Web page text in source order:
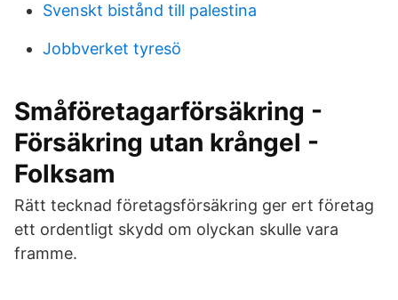
Svenskt bistånd till palestina
Jobbverket tyresö
Småföretagarförsäkring -
Försäkring utan krångel -
Folksam
Rätt tecknad företagsförsäkring ger ert företag
ett ordentligt skydd om olyckan skulle vara
framme.